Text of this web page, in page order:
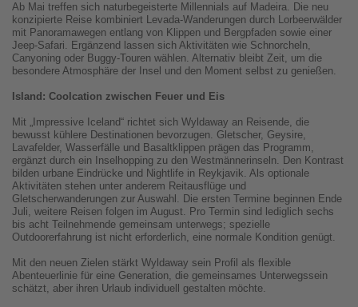
Ab Mai treffen sich naturbegeisterte Millennials auf Madeira. Die neu
konzipierte Reise kombiniert Levada-Wanderungen durch Lorbeerwälder
mit Panoramawegen entlang von Klippen und Bergpfaden sowie einer
Jeep-Safari. Ergänzend lassen sich Aktivitäten wie Schnorcheln,
Canyoning oder Buggy-Touren wählen. Alternativ bleibt Zeit, um die
besondere Atmosphäre der Insel und den Moment selbst zu genießen.
Island: Coolcation zwischen Feuer und Eis
Mit „Impressive Iceland“ richtet sich Wyldaway an Reisende, die
bewusst kühlere Destinationen bevorzugen. Gletscher, Geysire,
Lavafelder, Wasserfälle und Basaltklippen prägen das Programm,
ergänzt durch ein Inselhopping zu den Westmännerinseln. Den Kontrast
bilden urbane Eindrücke und Nightlife in Reykjavik. Als optionale
Aktivitäten stehen unter anderem Reitausflüge und
Gletscherwanderungen zur Auswahl. Die ersten Termine beginnen Ende
Juli, weitere Reisen folgen im August. Pro Termin sind lediglich sechs
bis acht Teilnehmende gemeinsam unterwegs; spezielle
Outdoorerfahrung ist nicht erforderlich, eine normale Kondition genügt.
Mit den neuen Zielen stärkt Wyldaway sein Profil als flexible
Abenteuerlinie für eine Generation, die gemeinsames Unterwegssein
schätzt, aber ihren Urlaub individuell gestalten möchte.